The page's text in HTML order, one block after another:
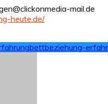
mail.de
heute.de/
bettbeziehung-